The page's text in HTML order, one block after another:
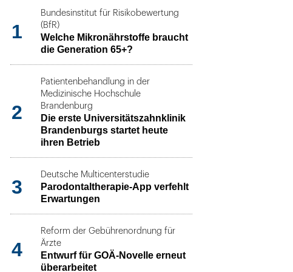
1
Bundesinstitut für Risikobewertung
(BfR)
Welche Mikronährstoffe braucht
die Generation 65+?
2
Patientenbehandlung in der
Medizinische Hochschule
Brandenburg
Die erste Universitätszahnklinik
Brandenburgs startet heute
ihren Betrieb
3
Deutsche Multicenterstudie
Parodontaltherapie-App verfehlt
Erwartungen
4
Reform der Gebührenordnung für
Ärzte
Entwurf für GOÄ-Novelle erneut
überarbeitet